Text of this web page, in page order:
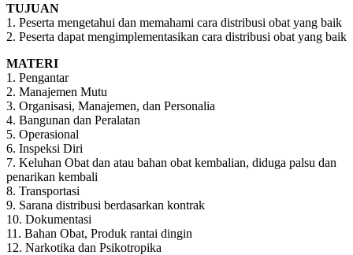
TUJUAN
1. Peserta mengetahui dan memahami cara distribusi obat yang baik
2. Peserta dapat mengimplementasikan cara distribusi obat yang baik
MATERI
1. Pengantar
2. Manajemen Mutu
3. Organisasi, Manajemen, dan Personalia
4. Bangunan dan Peralatan
5. Operasional
6. Inspeksi Diri
7. Keluhan Obat dan atau bahan obat kembalian, diduga palsu dan
penarikan kembali
8. Transportasi
9. Sarana distribusi berdasarkan kontrak
10. Dokumentasi
11. Bahan Obat, Produk rantai dingin
12. Narkotika dan Psikotropika